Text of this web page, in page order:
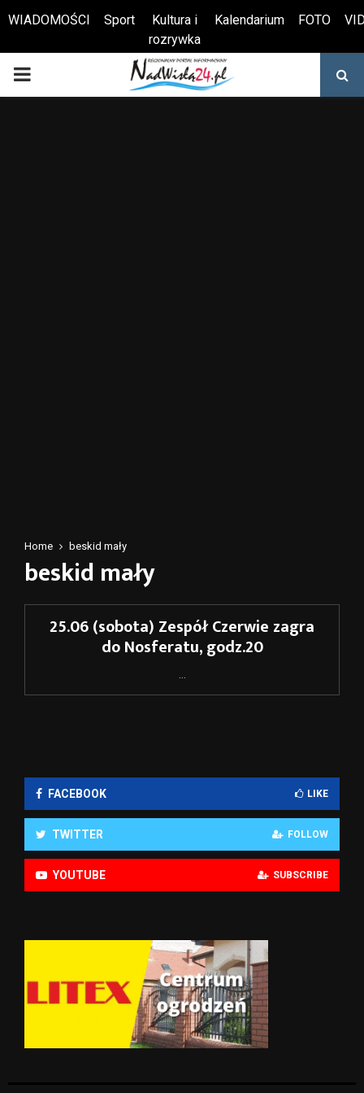
Otwórz pasek narzędzi
WIADOMOŚCI Sport
Kultura i
rozrywka
Kalendarium FOTO
PRIMARY
Home beskid mały
beskid mały
25.06 (sobota) Zespół Czerwie zagra
do Nosferatu, godz.20
FACEBOOK LIKE
TWITTER FOLLOW
YOUTUBE SUBSCRIBE